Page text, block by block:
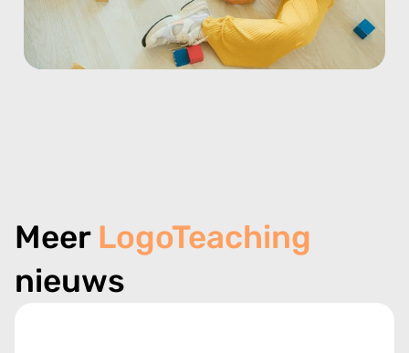
Meer LogoTeaching
nieuws